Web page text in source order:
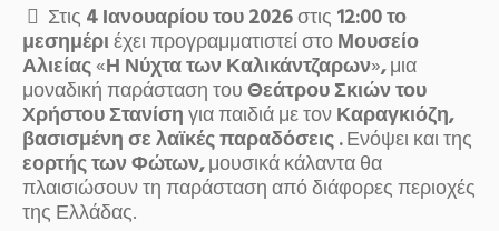
Στις 4 Ιανουαρίου του 2026στις 12:00 το
μεσημέριέχει προγραμματιστεί στοΜουσείο
Αλιείας«Η Νύχτα των Καλικάντζαρων»,μια
μοναδική παράσταση τουΘεάτρου Σκιών του
Χρήστου Στανίσηγια παιδιά με τονΚαραγκιόζη,
βασισμένη σε λαϊκές παραδόσεις .Ενόψει και της
εορτής των Φώτων,μουσικά κάλαντα θα
πλαισιώσουν τη παράσταση από διάφορες περιοχές
της Ελλάδας.